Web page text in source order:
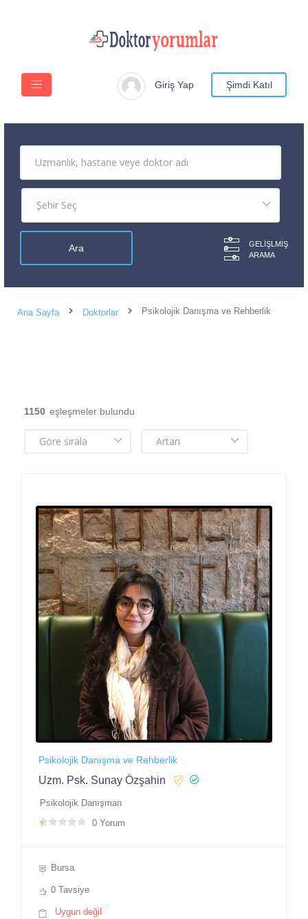
Giriş Yap Şimdi Katıl
GELIŞLMIŞ
ARAMA
Ana Sayfa Doktorlar Psikolojik Danışma ve Rehberlik
1150 eşleşmeler bulundu
Psikolojik Danışma ve Rehberlik
Uzm. Psk. Sunay Özşahin
Psikolojik Danışman
0 Yorum
Bursa
0 Tavsiye
Uygun değil